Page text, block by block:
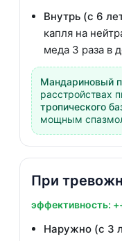
Внутрь (с 6
капля на
меда 3 раза в
Мандариновый
расстройствах
тропического
мощным
При
эффективность:
Наружно (с 3